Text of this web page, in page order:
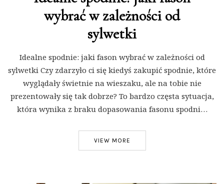
wybrać w zależności od
sylwetki
Idealne spodnie: jaki fason wybrać w zależności od
sylwetki Czy zdarzyło ci się kiedyś zakupić spodnie, które
wyglądały świetnie na wieszaku, ale na tobie nie
prezentowały się tak dobrze? To bardzo częsta sytuacja,
która wynika z braku dopasowania fasonu spodni…
VIEW MORE